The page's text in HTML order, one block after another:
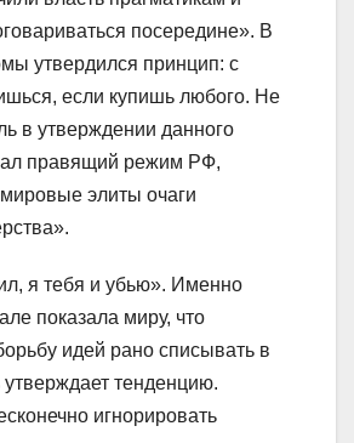
посередине». В
утвердился принцип: с
если купишь любого. Не
в утверждении данного
правящий режим РФ,
элиты очаги
я тебя и убью». Именно
показала миру, что
идей рано списывать в
утверждает тенденцию.
игнорировать